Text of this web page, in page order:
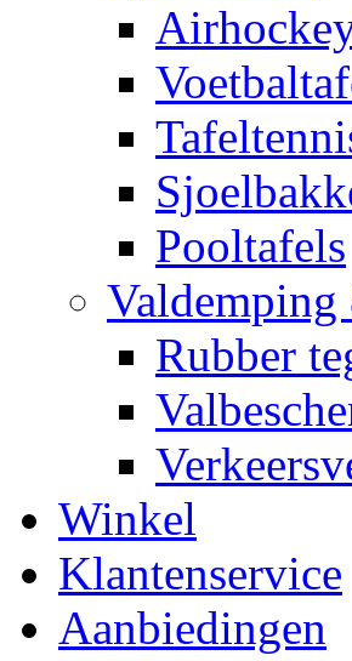
Pooltafels
Rubber
Winkel
Klantenservice
Aanbiedingen